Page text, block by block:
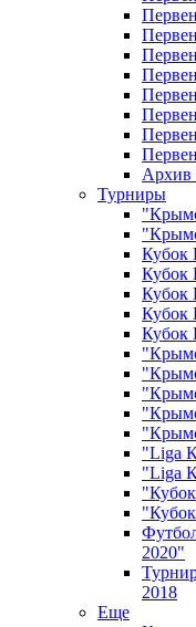
Турниры
Кубок
Кубок
Кубок
Кубок
Кубок
"Liga
"Liga
2020"
2018
Еще